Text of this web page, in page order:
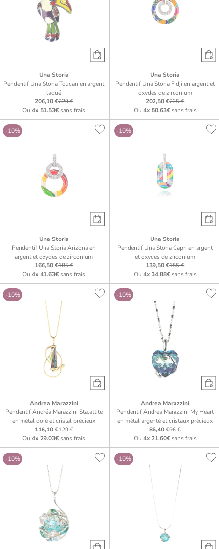
Una Storia
Pendentif Una Storia Toucan en argent
laqué
206,10 €229 €
Ou4x 51.53€sans frais
Una Storia
Pendentif Una Storia Fidji en argent et
oxydes de zirconium
202,50 €225 €
Ou 4x 50.63€sans frais
-10%
Una Storia
Pendentif Una Storia Arizona en
argent et oxydes de zirconium
166,50 €185 €
Ou4x 41.63€sans frais
-10%
Una Storia
Pendentif Una Storia Capri en argent
et oxydes de zirconium
139,50 €155 €
Ou 4x 34.88€sans frais
-10%
Andrea Marazzini
Pendentif Andréa Marazzini Stalattite
en métal doré et cristal précieux
116,10 €129 €
Ou4x 29.03€sans frais
-10%
Andrea Marazzini
Pendentif Andrea Marazzini My Heart
en métal argenté et cristaux précieux
86,40 €96 €
Ou 4x 21.60€sans frais
-10% -10%